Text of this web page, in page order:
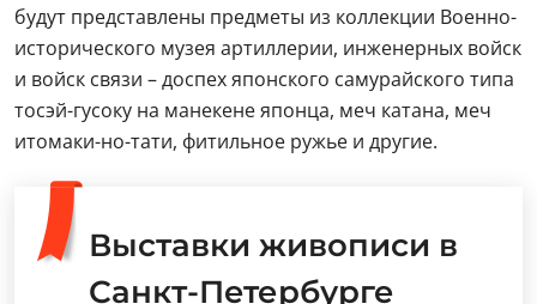
будут представлены предметы из коллекции Военно-
исторического музея артиллерии, инженерных войск
и войск связи – доспех японского самурайского типа
тосэй-гусоку на манекене японца, меч катана, меч
итомаки-но-тати, фитильное ружье и другие.
Выставки живописи в
Санкт-Петербурге